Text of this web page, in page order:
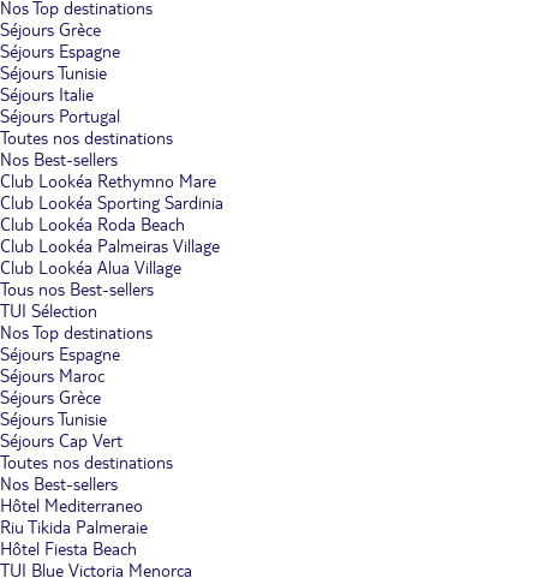
Nos Top destinations
Séjours Grèce
Séjours Espagne
Séjours Tunisie
Séjours Italie
Séjours Portugal
Toutes nos destinations
Nos Best-sellers
Club Lookéa Rethymno Mare
Club Lookéa Sporting Sardinia
Club Lookéa Roda Beach
Club Lookéa Palmeiras Village
Club Lookéa Alua Village
Tous nos Best-sellers
TUI Sélection
Nos Top destinations
Séjours Espagne
Séjours Maroc
Séjours Grèce
Séjours Tunisie
Séjours Cap Vert
Toutes nos destinations
Nos Best-sellers
Hôtel Mediterraneo
Riu Tikida Palmeraie
Hôtel Fiesta Beach
TUI Blue Victoria Menorca